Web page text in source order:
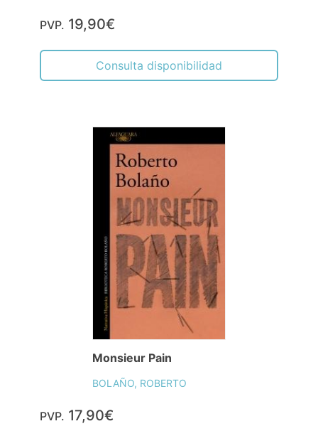
PVP. 19,90€
Consulta disponibilidad
Monsieur Pain
BOLAÑO, ROBERTO
PVP. 17,90€